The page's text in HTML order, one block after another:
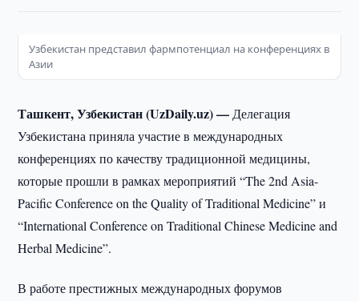
Узбекистан представил фармпотенциал на конференциях в
Азии
Ташкент, Узбекистан (UzDaily.uz) —Делегация
Узбекистана приняла участие в международных
конференциях по качеству традиционной медицины,
которые прошли в рамках мероприятий “The 2nd Asia-
Pacific Conference on the Quality of Traditional Medicine” и
“International Conference on Traditional Chinese Medicine and
Herbal Medicine”.
В работе престижных международных форумов